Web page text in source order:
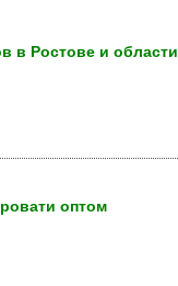
в Ростове и области
оптом